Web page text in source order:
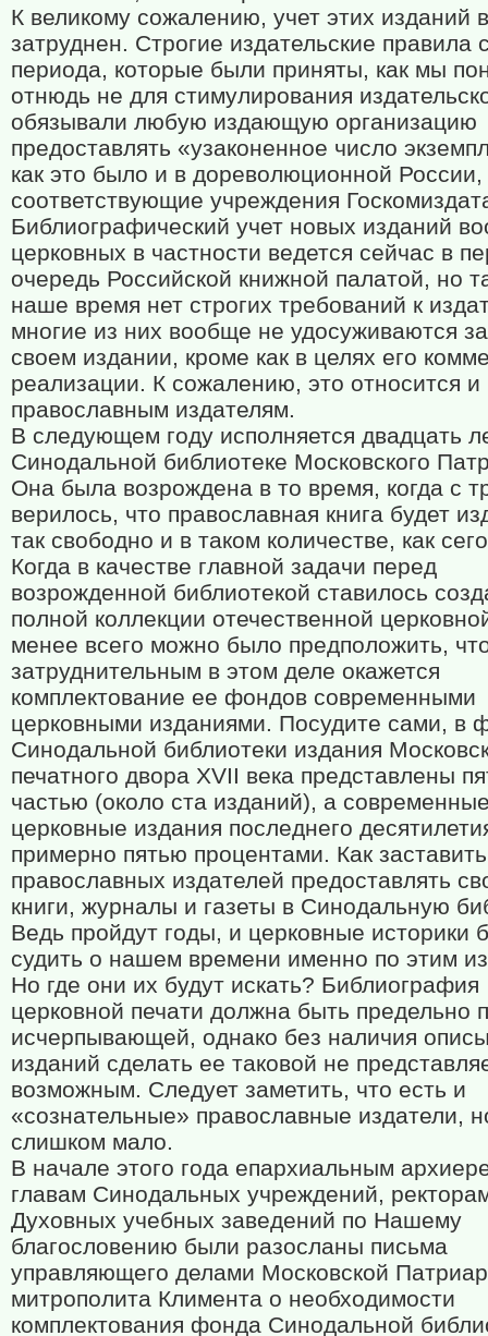
К великому сожалению, учет этих изданий
затруднен. Строгие издательские правила
периода, которые были приняты, как мы
отнюдь не для стимулирования
обязывали любую издающую организацию
предоставлять «узаконенное число
как это было и в дореволюционной России,
соответствующие учреждения
Библиографический учет новых изданий
церковных в частности ведется сейчас в
очередь Российской книжной палатой, но
наше время нет строгих требований к
многие из них вообще не удосуживаются
своем издании, кроме как в целях его
реализации. К сожалению, это относится и
православным издателям.
В следующем году исполняется двадцать
Синодальной библиотеке Московского
Она была возрождена в то время, когда с
верилось, что православная книга будет
так свободно и в таком количестве, как
Когда в качестве главной задачи перед
возрожденной библиотекой ставилось
полной коллекции отечественной
менее всего можно было предположить,
затруднительным в этом деле окажется
комплектование ее фондов современными
церковными изданиями. Посудите сами, в
Синодальной библиотеки издания
печатного двора XVII века представлены
частью (около ста изданий), а
церковные издания последнего
примерно пятью процентами. Как заставить
православных издателей предоставлять
книги, журналы и газеты в Синодальную
Ведь пройдут годы, и церковные историки
судить о нашем времени именно по этим
Но где они их будут искать? Библиография
церковной печати должна быть предельно
исчерпывающей, однако без наличия
изданий сделать ее таковой не
возможным. Следует заметить, что есть и
«сознательные» православные издатели,
слишком мало.
В начале этого года епархиальным
главам Синодальных учреждений,
Духовных учебных заведений по Нашему
благословению были разосланы письма
управляющего делами Московской
митрополита Климента о необходимости
комплектования фонда Синодальной